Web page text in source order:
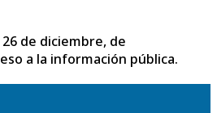
de diciembre, de
a la información pública.